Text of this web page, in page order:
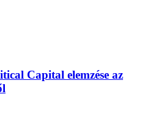
Capital elemzése az